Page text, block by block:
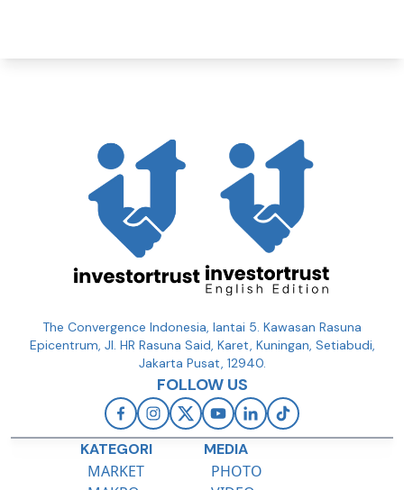
The Convergence Indonesia, lantai 5. Kawasan Rasuna
Epicentrum, Jl. HR Rasuna Said, Karet, Kuningan, Setiabudi,
Jakarta Pusat, 12940.
FOLLOW US
KATEGORI
MARKET
MEDIA
PHOTO